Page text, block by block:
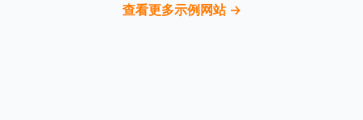
查看更多示例网站 →